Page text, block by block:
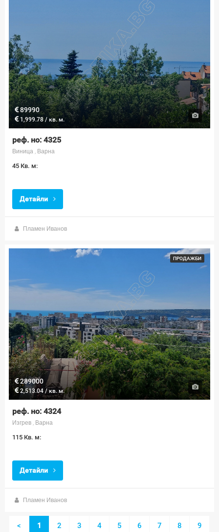
89990
1,999.78 / кв. м.
реф. но: 4325
Виница , Варна
45 Кв. м:
Детайли
Пламен Иванов
ПРОДАЖБИ
289000
2,513.04 / кв. м.
реф. но: 4324
Изгрев , Варна
115 Кв. м:
Детайли
Пламен Иванов
< 1 2 3 4 5 6 7 8 9